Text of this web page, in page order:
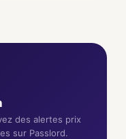
des alertes prix
sur Passlord.